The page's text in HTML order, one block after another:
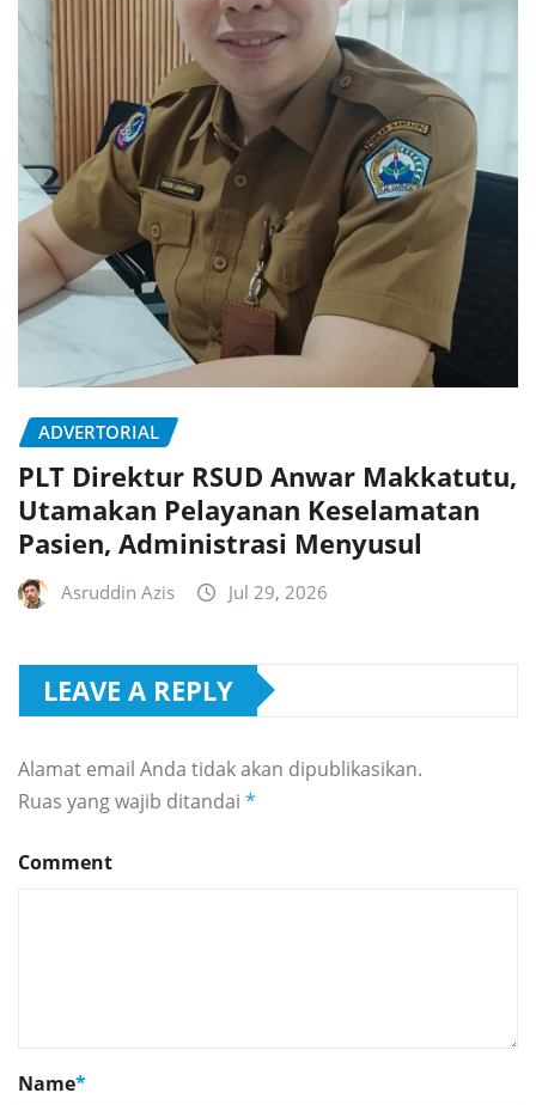
ADVERTORIAL
PLT Direktur RSUD Anwar Makkatutu,
Utamakan Pelayanan Keselamatan
Pasien, Administrasi Menyusul
Asruddin Azis Jul 29, 2026
LEAVE A REPLY
Alamat email Anda tidak akan dipublikasikan.
Ruas yang wajib ditandai *
Comment
Name*